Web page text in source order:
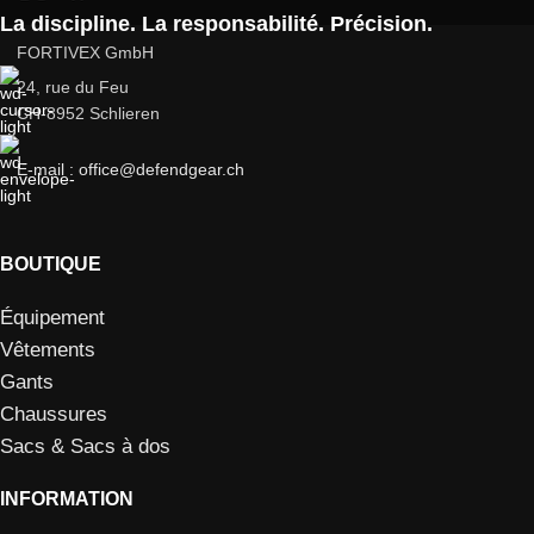
La discipline. La responsabilité. Précision.
FORTIVEX GmbH
24, rue du Feu
CH-8952 Schlieren
E-mail : office@defendgear.ch
BOUTIQUE
Équipement
Vêtements
Gants
Chaussures
Sacs & Sacs à dos
INFORMATION